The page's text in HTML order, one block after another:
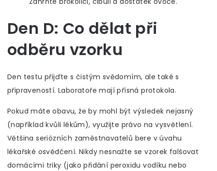
Den D: Co dělat při
odběru vzorku
Den testu přijďte s čistým svědomím, ale také s
připraveností. Laboratoře mají přísná protokola.
Pokud máte obavu, že by mohl být výsledek nejasný
(například kvůli lékům), využijte právo na vysvětlení.
Většina seriózních zaměstnavatelů bere v úvahu
lékařské osvědčení. Nikdy nesnažte se vzorek falšovat
domácími triky (jako přidání peroxidu vodíku nebo